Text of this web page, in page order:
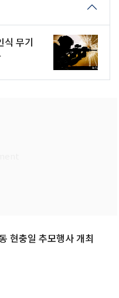
식 무기
현충일 추모행사 개최